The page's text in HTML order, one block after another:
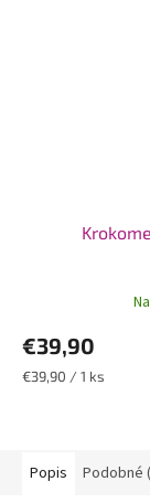
€39,90
Jednotková
€39,90 / 1 ks
Popis Podobné